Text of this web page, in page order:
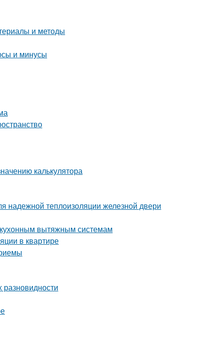
и методы
и минусы
калькулятора
надежной теплоизоляции железной двери
вытяжным системам
в квартире